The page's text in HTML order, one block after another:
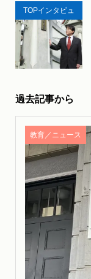
TOPインタビュ
ー
過去記事から
教育／ニュース